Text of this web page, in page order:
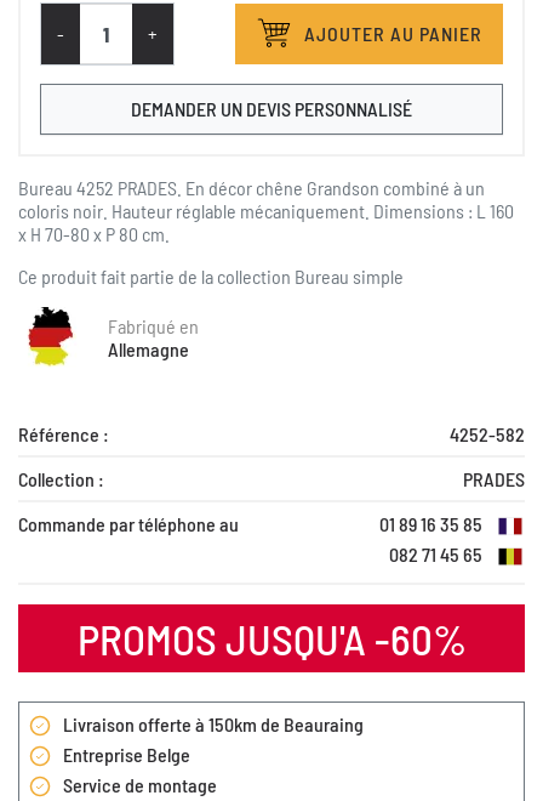
- + AJOUTER AU PANIER
DEMANDER UN DEVIS PERSONNALISÉ
Bureau 4252 PRADES. En décor chêne Grandson combiné à un
coloris noir. Hauteur réglable mécaniquement. Dimensions : L 160
x H 70-80 x P 80 cm.
Ce produit fait partie de la collection Bureau simple
Fabriqué en
Allemagne
Référence :
4252-582
Collection :
PRADES
Commande par téléphone au
01 89 16 35 85
082 71 45 65
PROMOS JUSQU'A -60%
Livraison offerte à 150km de Beauraing
Entreprise Belge
Service de montage